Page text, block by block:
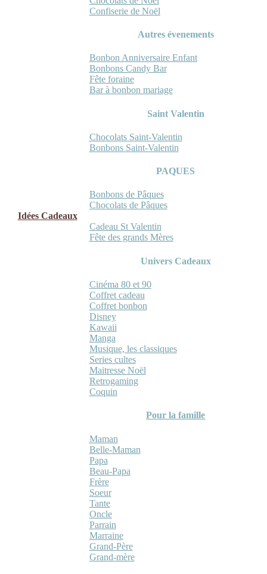
Confiserie de Noël
Autres évenements
Bonbon Anniversaire Enfant
Bonbons Candy Bar
Fête foraine
Bar à bonbon mariage
Saint Valentin
Chocolats Saint-Valentin
Bonbons Saint-Valentin
PAQUES
Bonbons de Pâques
Chocolats de Pâques
Idées Cadeaux
Cadeau St Valentin
Fête des grands Mères
Univers Cadeaux
Cinéma 80 et 90
Coffret cadeau
Coffret bonbon
Disney
Kawaii
Manga
Musique, les classiques
Series cultes
Maitresse Noël
Retrogaming
Coquin
Pour la famille
Maman
Belle-Maman
Papa
Beau-Papa
Frère
Soeur
Tante
Oncle
Parrain
Marraine
Grand-Père
Grand-mère